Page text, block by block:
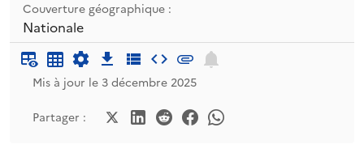
Couverture géographique :
Nationale
Mis à jour le 3 décembre 2025
Partager :